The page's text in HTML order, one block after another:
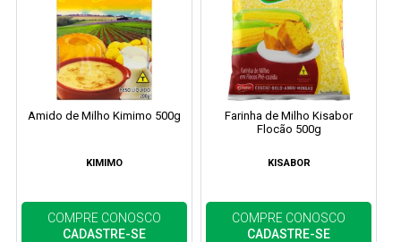
Amido de Milho Kimimo 500g
KIMIMO
COMPRE CONOSCO
CADASTRE-SE
Farinha de Milho Kisabor
Flocão 500g
KISABOR
COMPRE CONOSCO
CADASTRE-SE